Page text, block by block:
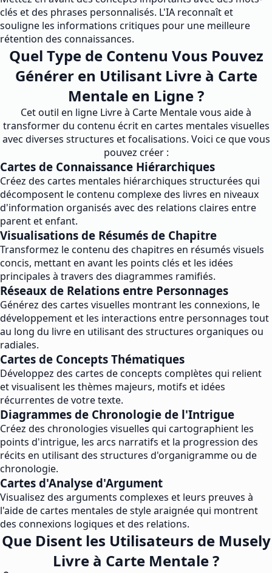
clés et des phrases personnalisés. L'IA reconnaît et
souligne les informations critiques pour une meilleure
rétention des connaissances.
Quel Type de Contenu Vous Pouvez
Générer en Utilisant Livre à Carte
Mentale en Ligne ?
Cet outil en ligne Livre à Carte Mentale vous aide à
transformer du contenu écrit en cartes mentales visuelles
avec diverses structures et focalisations. Voici ce que vous
pouvez créer :
Cartes de Connaissance Hiérarchiques
Créez des cartes mentales hiérarchiques structurées qui
décomposent le contenu complexe des livres en niveaux
d'information organisés avec des relations claires entre
parent et enfant.
Visualisations de Résumés de Chapitre
Transformez le contenu des chapitres en résumés visuels
concis, mettant en avant les points clés et les idées
principales à travers des diagrammes ramifiés.
Réseaux de Relations entre Personnages
Générez des cartes visuelles montrant les connexions, le
développement et les interactions entre personnages tout
au long du livre en utilisant des structures organiques ou
radiales.
Cartes de Concepts Thématiques
Développez des cartes de concepts complètes qui relient
et visualisent les thèmes majeurs, motifs et idées
récurrentes de votre texte.
Diagrammes de Chronologie de l'Intrigue
Créez des chronologies visuelles qui cartographient les
points d'intrigue, les arcs narratifs et la progression des
récits en utilisant des structures d'organigramme ou de
chronologie.
Cartes d'Analyse d'Argument
Visualisez des arguments complexes et leurs preuves à
l'aide de cartes mentales de style araignée qui montrent
des connexions logiques et des relations.
Que Disent les Utilisateurs de Musely
Livre à Carte Mentale ?